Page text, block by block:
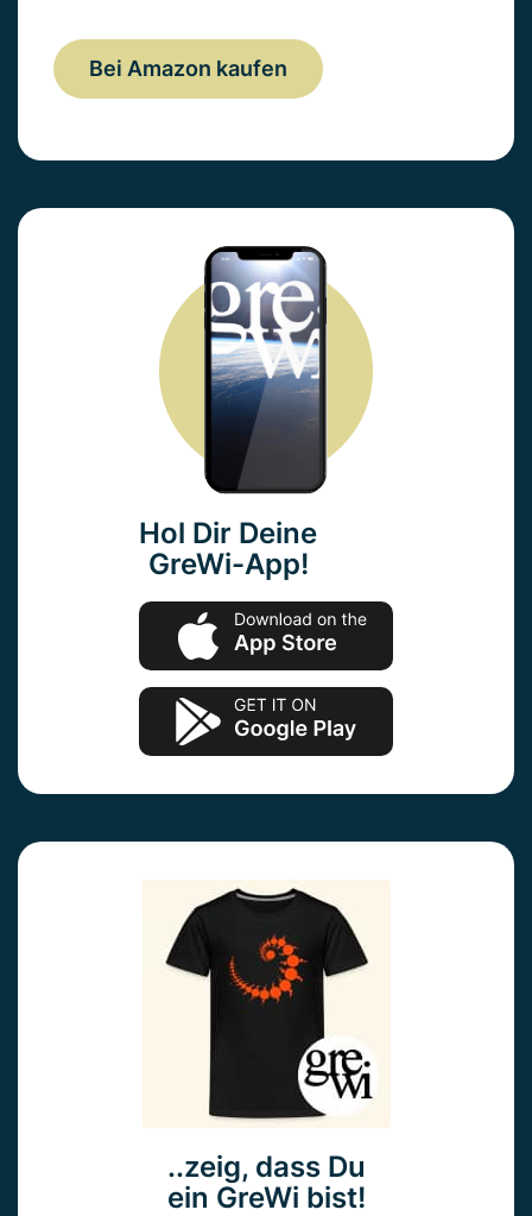
Bei Amazon kaufen
Hol Dir Deine
GreWi-App!
..zeig, dass Du
ein GreWi bist!